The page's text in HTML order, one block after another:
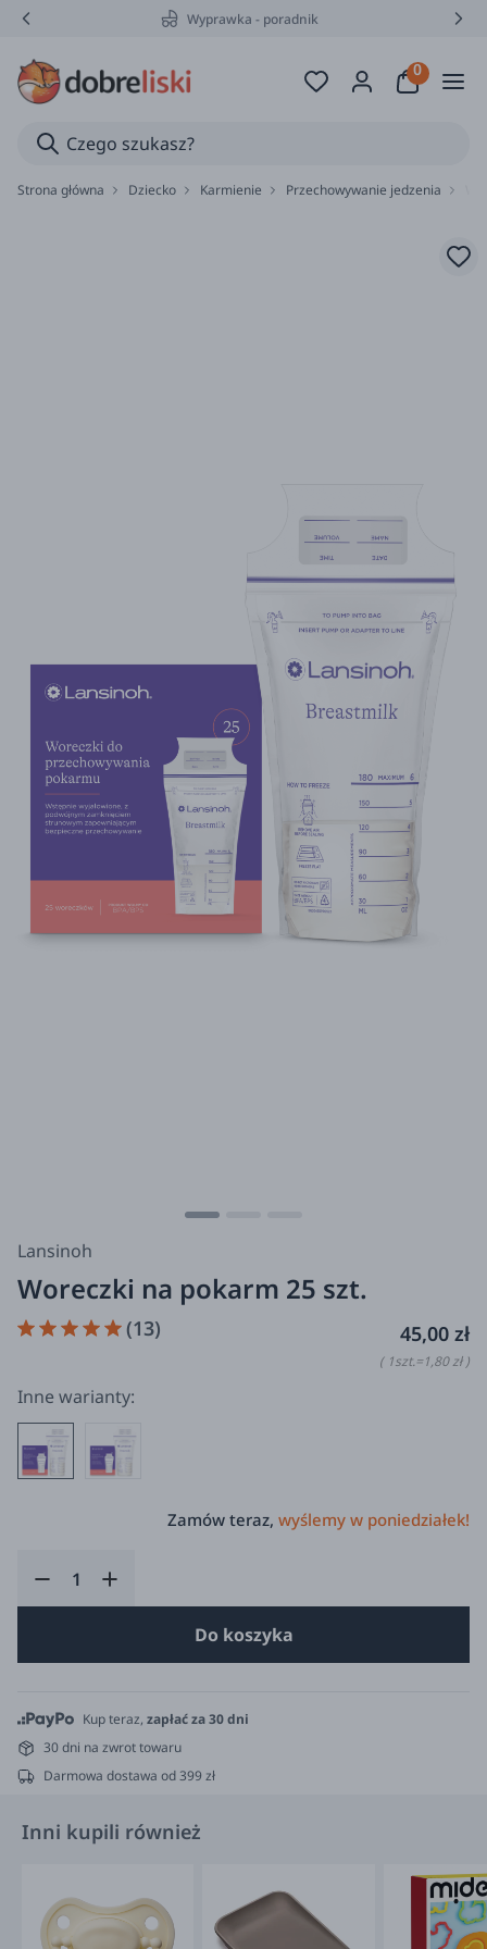
Wyprawka - poradnik
Strona główna Dziecko Karmienie Przechowywanie jedzenia
Lansinoh
Woreczki na pokarm 25 szt.
(13) 45,00 zł
( 1szt.=1,80 zł)
Inne warianty:
Zamów teraz, wyślemy w poniedziałek!
Do koszyka
Kup teraz, zapłać za 30 dni
30 dni na zwrot towaru
Darmowa dostawa od 399 zł
Inni kupili również